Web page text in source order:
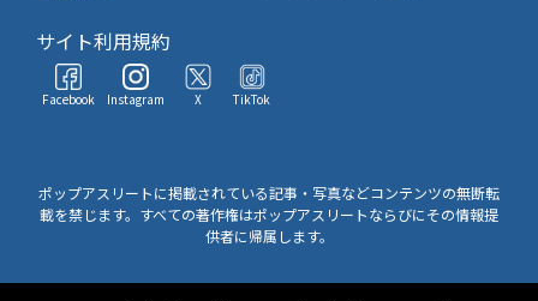
サイト利用規約
Facebook Instagram X TikTok
ポップアスリートに掲載されている記事・写真などコンテンツの無断転
載を禁じます。すべての著作権はポップアスリートならびにその情報提
供者に帰属します。